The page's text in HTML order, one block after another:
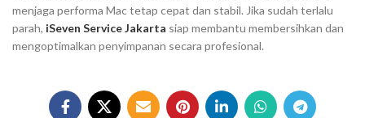
menjaga performa Mac tetap cepat dan stabil. Jika sudah terlalu
parah, iSeven Service Jakarta siap membantu membersihkan dan
mengoptimalkan penyimpanan secara profesional.